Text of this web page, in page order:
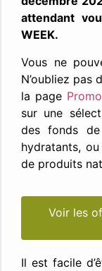
attendant
WEEK.
Vous ne
N’oubliez pas
la page
sur une
des fonds
hydratants,
de produits
Voir les
Il est facile